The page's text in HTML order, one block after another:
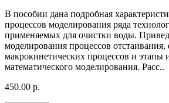
В пособии дана подробная
процессов моделирования ряда
применяемых для очистки воды.
моделирования процессов отстаивания,
макрокинетических процессов и этапы
математического моделирования. Расс..
450.00 р.